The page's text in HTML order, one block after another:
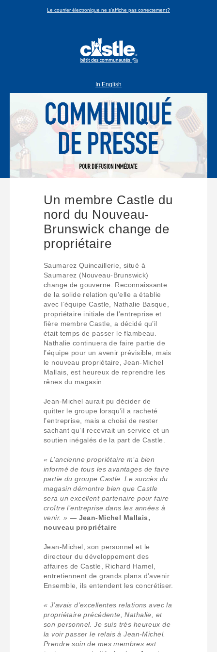
Le courrier électronique ne s'affiche pas correctement?
In English
Un membre Castle du
nord du Nouveau-
Brunswick change de
propriétaire
Saumarez Quincaillerie, situé à
Saumarez (Nouveau-Brunswick)
change de gouverne. Reconnaissante
de la solide relation qu’elle a établie
avec l’équipe Castle, Nathalie Basque,
propriétaire initiale de l’entreprise et
fière membre Castle, a décidé qu’il
était temps de passer le flambeau.
Nathalie continuera de faire partie de
l’équipe pour un avenir prévisible, mais
le nouveau propriétaire, Jean-Michel
Mallais, est heureux de reprendre les
rênes du magasin.
Jean-Michel aurait pu décider de
quitter le groupe lorsqu’il a racheté
l’entreprise, mais a choisi de rester
sachant qu’il recevrait un service et un
soutien inégalés de la part de Castle.
« L’ancienne propriétaire m’a bien
informé de tous les avantages de faire
partie du groupe Castle. Le succès du
magasin démontre bien que Castle
sera un excellent partenaire pour faire
croître l’entreprise dans les années à
venir. » — Jean-Michel Mallais,
nouveau propriétaire
Jean-Michel, son personnel et le
directeur du développement des
affaires de Castle, Richard Hamel,
entretiennent de grands plans d’avenir.
Ensemble, ils entendent les concrétiser.
« J’avais d’excellentes relations avec la
propriétaire précédente, Nathalie, et
son personnel. Je suis très heureux de
la voir passer le relais à Jean-Michel.
Prendre soin de mes membres est